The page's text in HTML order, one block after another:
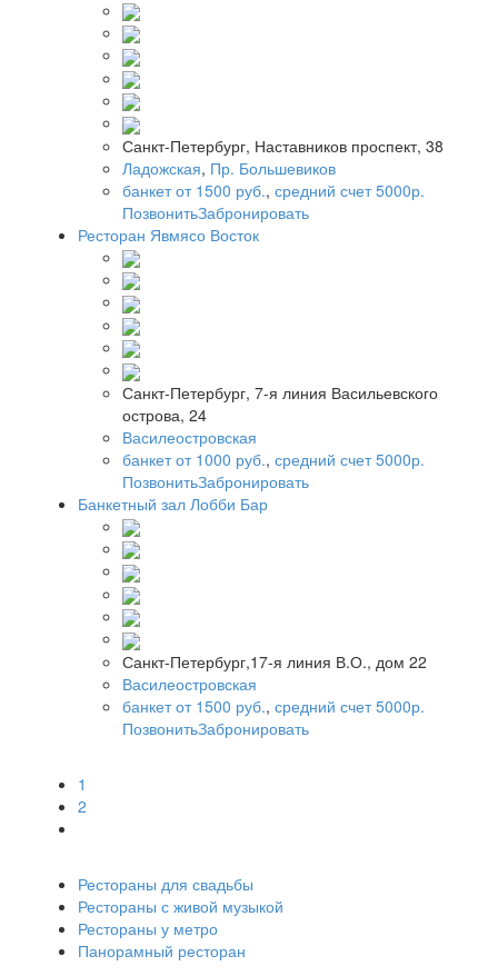
Санкт-Петербург, Наставников проспект, 38
Ладожская, Пр. Большевиков
банкет от 1500 руб., средний счет 5000р.
ПозвонитьЗабронировать
Ресторан Явмясо Восток
Санкт-Петербург, 7-я линия Васильевского
острова, 24
Василеостровская
банкет от 1000 руб., средний счет 5000р.
ПозвонитьЗабронировать
Банкетный зал Лобби Бар
Санкт-Петербург,17-я линия В.О., дом 22
Василеостровская
банкет от 1500 руб., средний счет 5000р.
ПозвонитьЗабронировать
1
2
Рестораны для свадьбы
Рестораны с живой музыкой
Рестораны у метро
Панорамный ресторан